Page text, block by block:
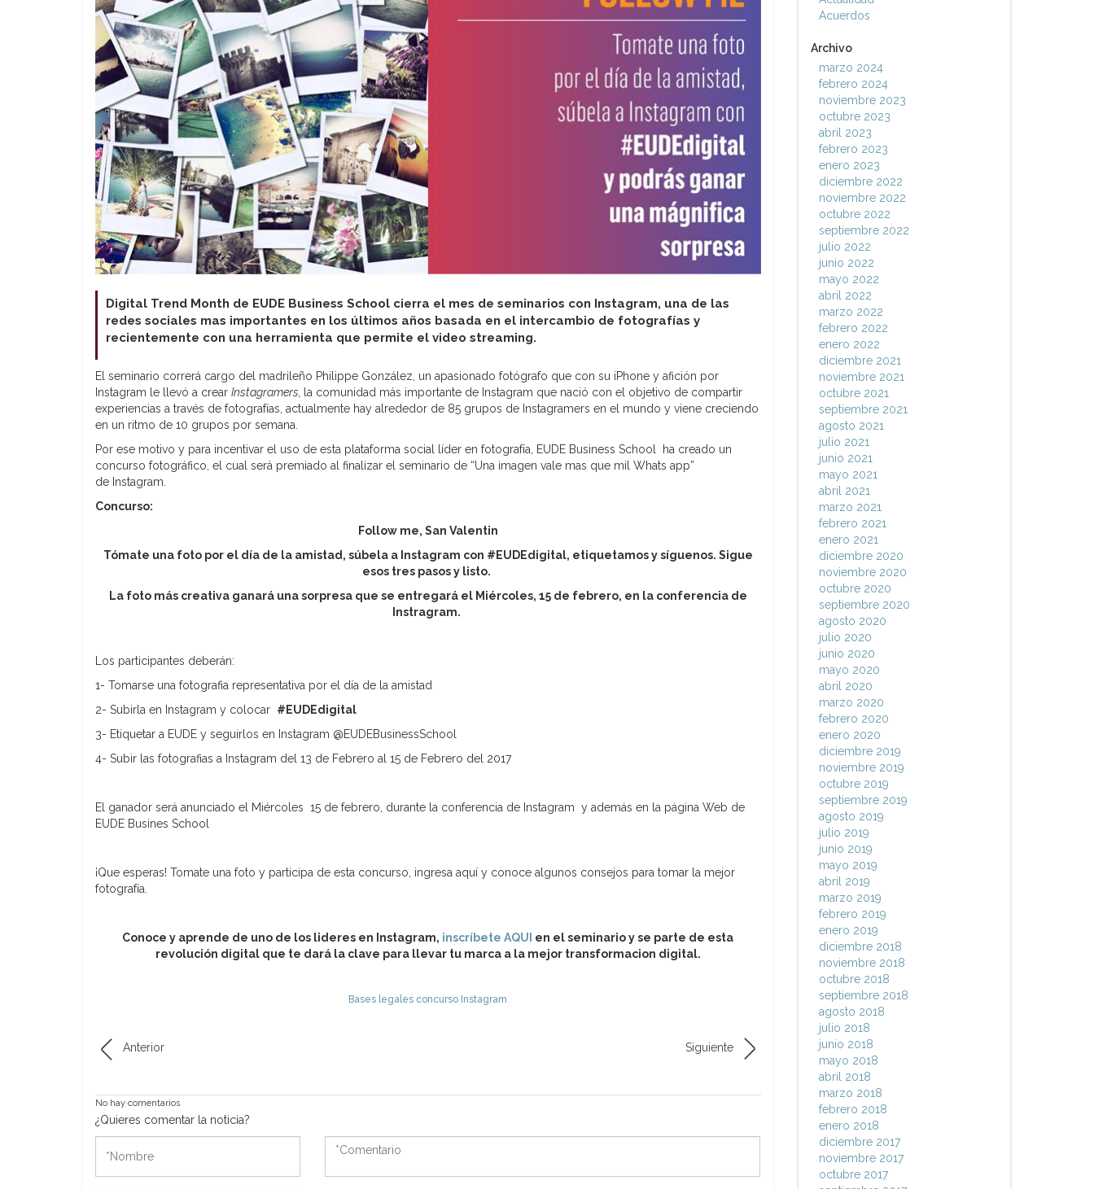
Digital Trend Month de EUDE Business School cierra el mes de seminarios con Instagram, una de las
redes sociales mas importantes en los últimos años basada en el intercambio de fotografías y
recientemente con una herramienta que permite el video streaming.
El seminario correrá cargo del madrileño Philippe González, un apasionado fotógrafo que con su iPhone y afición por
Instagram le llevó a crear Instagramers,
la comunidad más importante de Instagram que nació con el objetivo de compartir
experiencias a través de fotografías, actualmente hay alrededor de 85 grupos de Instagramers en el mundo y viene creciendo
en un ritmo de 10 grupos por semana.
Por ese motivo y para incentivar el uso de esta plataforma social líder en fotografía, EUDE Business School ha creado un
concurso fotográfico, el cual será premiado al finalizar el seminario de “Una imagen vale mas que mil Whats app”
de Instagram.
Concurso:
Follow me, San Valentin
Tómate una foto por el día de la amistad, súbela a Instagram con #EUDEdigital, etiquetamosy síguenos. Sigue
esos tres pasos y listo.
La foto más creativa ganará una sorpresa que se entregará el Miércoles, 15 de febrero, en la conferencia de
Instragram.
Los participantes deberán:
1- Tomarse una fotografia representativa por el día de la amistad
2- Subirla en Instagram y colocar #EUDEdigital
3- Etiquetar a EUDE y seguirlos en Instagram @EUDEBusinessSchool
4- Subir las fotografias a Instagram del 13 de Febrero al 15 de Febrero del 2017
El ganador será anunciado el Miércoles 15 de febrero, durante la conferencia de Instagram y además en la página Web de
EUDE Busines School
¡Que esperas! Tomate una foto y participa de esta concurso, ingresa aquí y conoce algunos consejos para tomar la mejor
fotografía.
Conoce y aprende de uno de los lideres en Instagram, inscríbete AQUI en el seminario y se parte de esta
revolución digital que te dará la clave para llevar tu marca a la mejor transformacion digital.
Bases legales concurso Instagram
Anterior Siguiente
No hay comentarios
¿Quieres comentar la noticia?
*Comentario
Acuerdos
Archivo
marzo 2024
febrero 2024
noviembre 2023
octubre 2023
abril 2023
febrero 2023
enero 2023
diciembre 2022
noviembre 2022
octubre 2022
septiembre 2022
julio 2022
junio 2022
mayo 2022
abril 2022
marzo 2022
febrero 2022
enero 2022
diciembre 2021
noviembre 2021
octubre 2021
septiembre 2021
agosto 2021
julio 2021
junio 2021
mayo 2021
abril 2021
marzo 2021
febrero 2021
enero 2021
diciembre 2020
noviembre 2020
octubre 2020
septiembre 2020
agosto 2020
julio 2020
junio 2020
mayo 2020
abril 2020
marzo 2020
febrero 2020
enero 2020
diciembre 2019
noviembre 2019
octubre 2019
septiembre 2019
agosto 2019
julio 2019
junio 2019
mayo 2019
abril 2019
marzo 2019
febrero 2019
enero 2019
diciembre 2018
noviembre 2018
octubre 2018
septiembre 2018
agosto 2018
julio 2018
junio 2018
mayo 2018
abril 2018
marzo 2018
febrero 2018
enero 2018
diciembre 2017
noviembre 2017
octubre 2017